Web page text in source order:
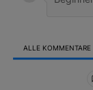
ALLE KOMMENTARE